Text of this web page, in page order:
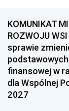
KOMUNIKAT
ROZWOJU
sprawie
finansowej w
dla Wspólnej
2027